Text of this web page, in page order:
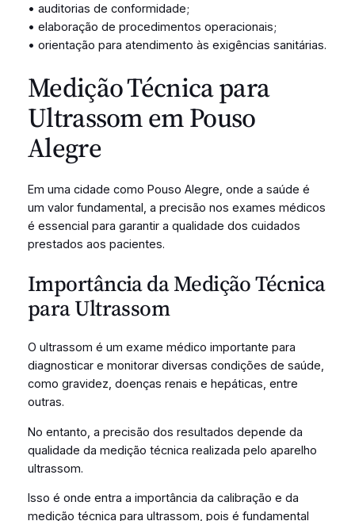
• auditorias de conformidade;
• elaboração de procedimentos operacionais;
• orientação para atendimento às exigências sanitárias.
Medição Técnica para
Ultrassom em Pouso
Alegre
Em uma cidade como Pouso Alegre, onde a saúde é
um valor fundamental, a precisão nos exames médicos
é essencial para garantir a qualidade dos cuidados
prestados aos pacientes.
Importância da Medição Técnica
para Ultrassom
O ultrassom é um exame médico importante para
diagnosticar e monitorar diversas condições de saúde,
como gravidez, doenças renais e hepáticas, entre
outras.
No entanto, a precisão dos resultados depende da
qualidade da medição técnica realizada pelo aparelho
ultrassom.
Isso é onde entra a importância da calibração e da
medição técnica para ultrassom, pois é fundamental